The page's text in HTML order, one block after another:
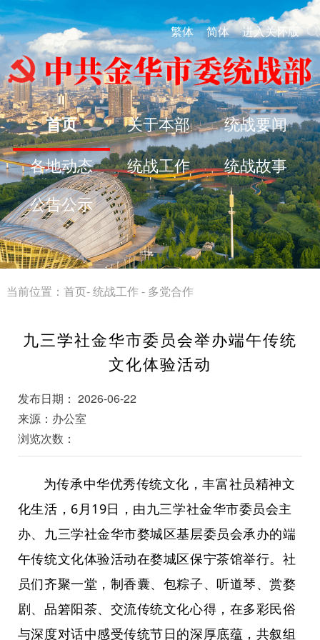
繁体 简体 进入关怀版
首页 关于本部 统战要闻
各地动态 统战工作 统战故事
公告公示
当前位置： 首页-统战工作- 多党合作
九三学社金华市委员会举办端午传统
文化体验活动
发布日期： 2026-06-22
来源：办公室
浏览次数：
为传承中华优秀传统文化，丰富社员精神文
化生活，6月19日，由九三学社金华市委员会主
办、九三学社金华市婺城区基层委员会承办的端
午传统文化体验活动在婺城区保宁茶馆举行。社
员们齐聚一堂，制香囊、包粽子、听道琴、赏婺
剧、品箬阳茶、交流传统文化心得，在多彩民俗
与深度对话中感受传统节日的深厚底蕴，共叙组